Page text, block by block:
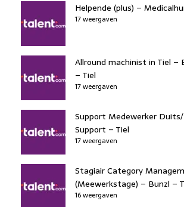
Helpende (plus) –
17 weergaven
Allround machinist in Tiel –
– Tiel
17 weergaven
Support Medewerker
Support – Tiel
17 weergaven
Stagiair Category
(Meewerkstage) – Bunzl –
16 weergaven